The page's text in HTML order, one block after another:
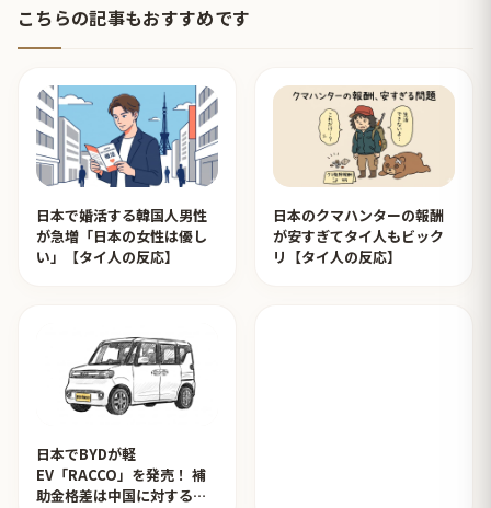
こちらの記事もおすすめです
日本で婚活する韓国人男性
が急増「日本の女性は優し
い」【タイ人の反応】
日本のクマハンターの報酬
が安すぎてタイ人もビック
リ【タイ人の反応】
日本でBYDが軽
EV「RACCO」を発売！ 補
助金格差は中国に対するイ